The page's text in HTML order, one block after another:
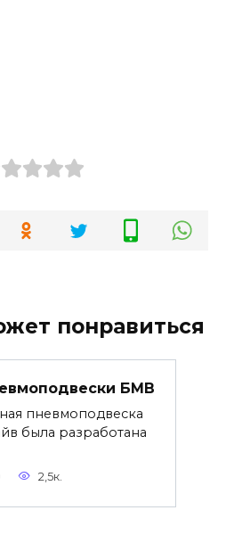
понравиться
БМВ
пневмоподвеска
была разработана
2,5к.